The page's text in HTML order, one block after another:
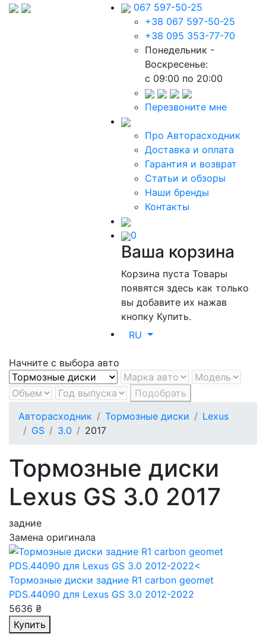
067 597-50-25
+38 067 597-50-25
+38 095 353-77-70
Понедельник -
Воскресенье:
c 09:00 по 20:00
Перезвоните мне
Про Авторасходник
Доставка и оплата
Гарантия и возврат
Статьи и обзоры
Наши бренды
Контакты
0
Ваша корзина
Корзина пустаТовары
появятся здесь как только
вы добавите их нажав
кнопку Купить.
RU
Начните с выбора авто
Подобрать
Авторасходник
Тормозные диски
Lexus
GS
3.0 2017
Тормозные диски
Lexus GS 3.0 2017
задние
Замена оригинала
Тормозные диски задние R1 carbon geomet
PDS.44090 для Lexus GS 3.0 2012-2022
5636 ₴
Купить